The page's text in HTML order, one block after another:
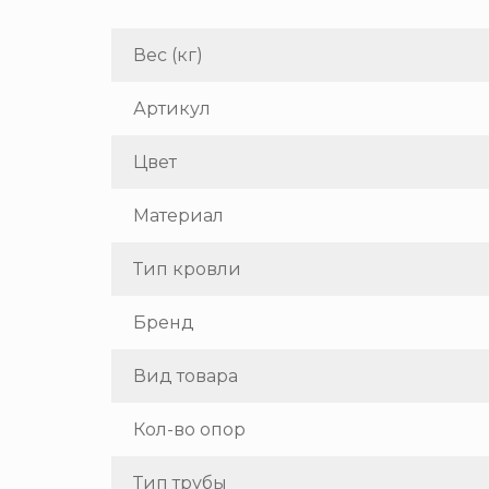
Вес (кг)
Артикул
Цвет
Материал
Тип кровли
Бренд
Вид товара
Кол-во опор
Тип трубы